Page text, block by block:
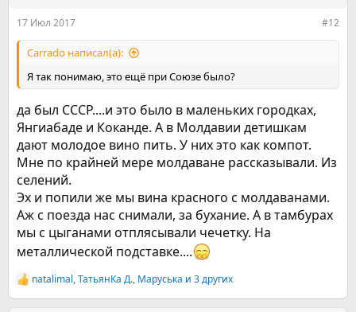
17 Июл 2017 #12
Carrado написал(а):
Я так понимаю, это ещё при Союзе было?
да был СССР....и это было в маленьких городках,
Янгиабаде и Коканде. А в Молдавии детишкам
дают молодое вино пить. У них это как компот.
Мне по крайней мере молдаване рассказывали. Из
селений.
Эх и попили же мы вина красного с молдаванами.
Аж с поезда нас снимали, за бухание. А в тамбурах
мы с цыганами отплясывали чечетку. На
металлической подставке....
Р
е
natalimal,ТатьянКа Д., Маруська и 3 других